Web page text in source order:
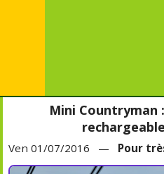
Mini Countryman
Ven 01/07/2016 — Pour